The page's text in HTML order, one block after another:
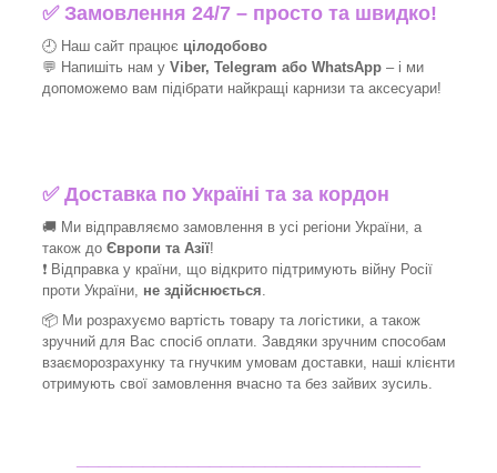
✅Замовлення 24/7 – просто та швидко!
🕘 Наш сайт працює цілодобово
💬 Напишіть нам у Viber, Telegram або WhatsApp – і ми
допоможемо вам підібрати найкращі карнизи та аксесуари!
✅Доставка по Україні та за кордон
🚚 Ми відправляємо замовлення в усі регіони України, а
також до Європи та Азії!
❗ Відправка у країни, що відкрито підтримують війну Росії
проти України, не здійснюється
📦 Ми розрахуємо вартість товару та логістики, а також
зручний для Вас спосіб оплати. Завдяки зручним способам
взаєморозрахунку та гнучким умовам доставки, наші клієнти
отримують свої замовлення вчасно та без зайвих зусиль.